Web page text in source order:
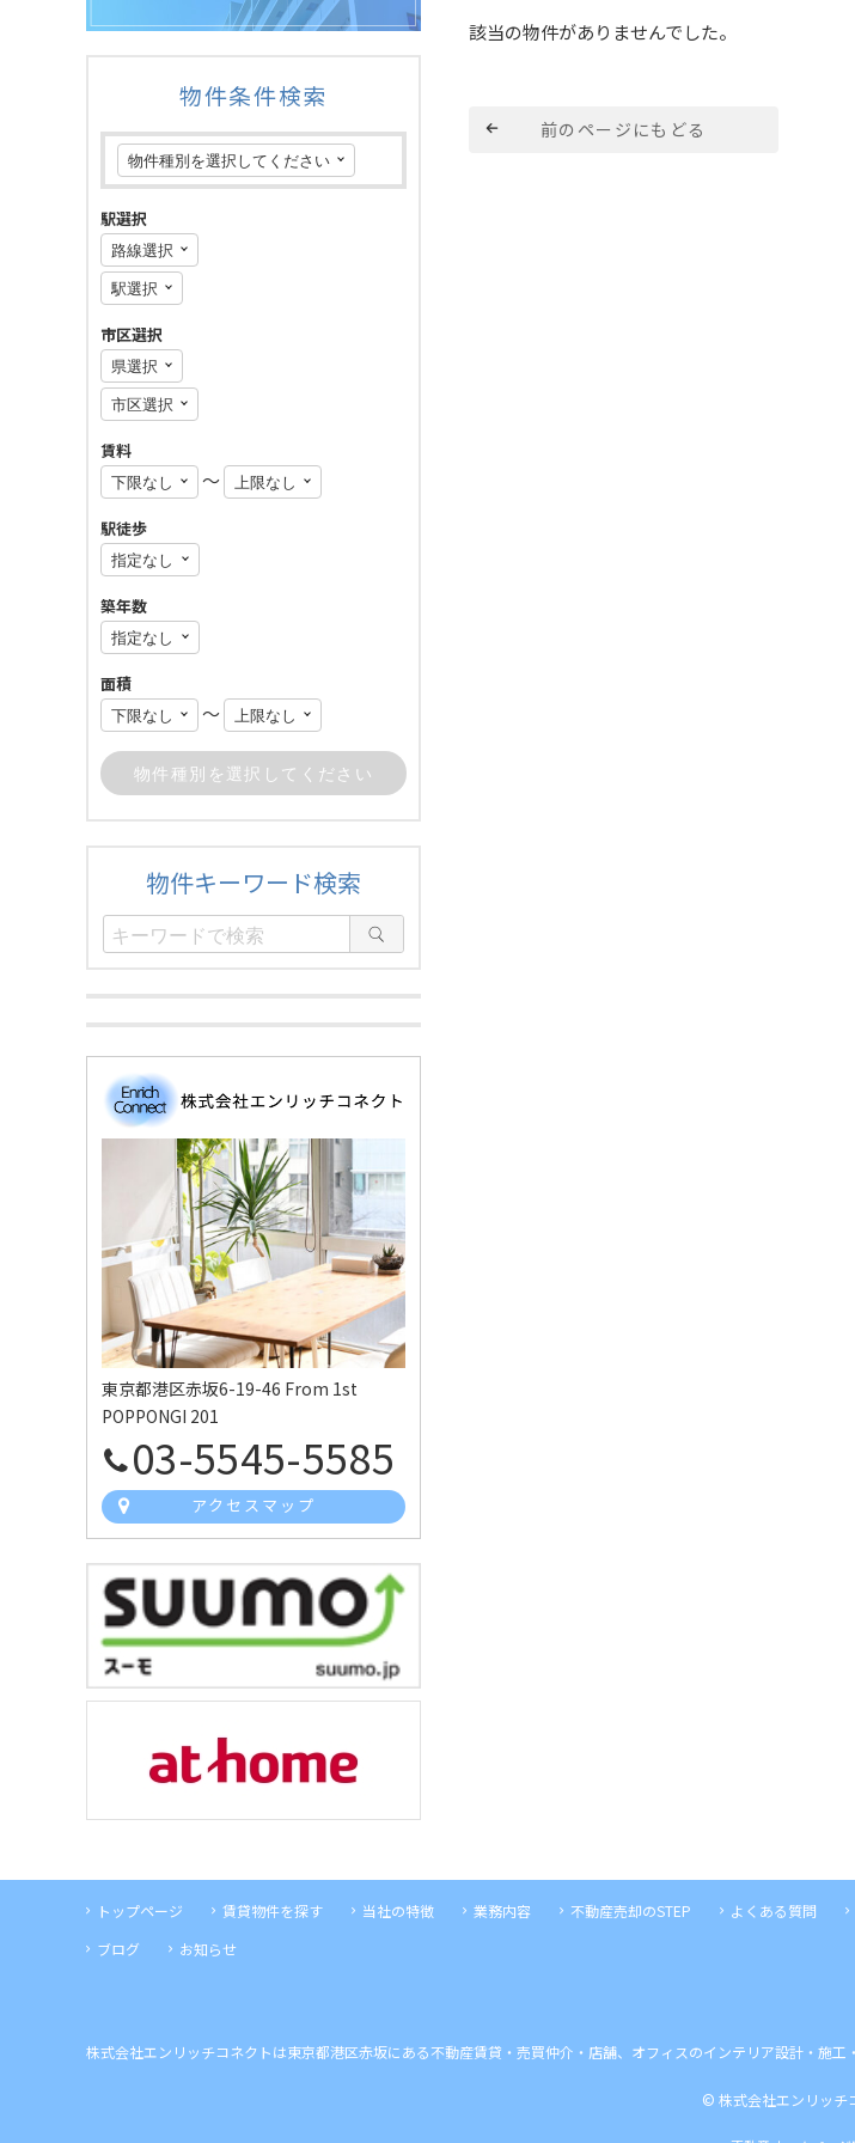
該当の物件がありませんでした。
前のページにもどる
物件条件検索
駅選択
市区選択
賃料
〜
駅徒歩
築年数
面積
〜
物件キーワード検索
東京都港区赤坂6-19-46 From 1st
POPPONGI 201
03-5545-5585
アクセスマップ
トップページ 賃貸物件を探す 当社の特徴 業務内容 不動産売却のSTEP よくある質問
ブログ
お知らせ
株式会社エンリッチコネクトは東京都港区赤坂にある不動産賃貸・売買仲介・店舗、オフィスのインテリア設計・施工
© 株式会社エンリッチ